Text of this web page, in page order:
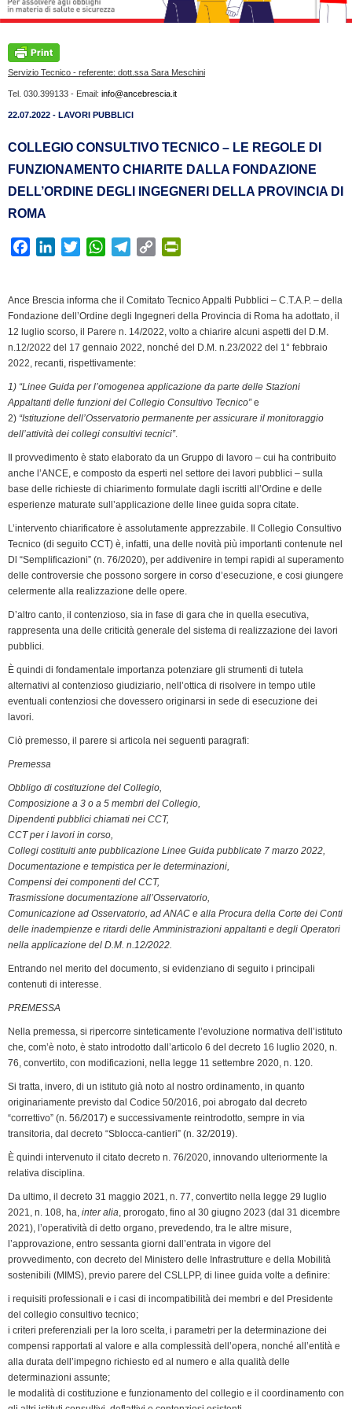
Servizio Tecnico - referente: dott.ssa Sara Meschini
Tel. 030.399133 - Email: info@ancebrescia.it
22.07.2022 - LAVORI PUBBLICI
COLLEGIO CONSULTIVO TECNICO – LE REGOLE DI
FUNZIONAMENTO CHIARITE DALLA FONDAZIONE
DELL’ORDINE DEGLI INGEGNERI DELLA PROVINCIA DI
ROMA
e
b
o
o
k
e
d
I
t
t
r
W
t
s
A
p
e
g
r
a
C
y
L
n
t
F
e
n
l
y
Ance Brescia informa che il Comitato Tecnico Appalti Pubblici – C.T.A.P. – della
Fondazione dell’Ordine degli Ingegneri della Provincia di Roma ha adottato, il
12 luglio scorso, il Parere n. 14/2022, volto a chiarire alcuni aspetti del D.M.
n.12/2022 del 17 gennaio 2022, nonché del D.M. n.23/2022 del 1° febbraio
2022, recanti, rispettivamente:
1) “Linee Guida per l’omogenea applicazione da parte delle Stazioni
Appaltanti delle funzioni del Collegio Consultivo Tecnico”e
2) “Istituzione dell’Osservatorio permanente per assicurare il monitoraggio
dell’attività dei collegi consultivi tecnici”.
Il provvedimento è stato elaborato da un Gruppo di lavoro – cui ha contribuito
anche l’ANCE, e composto da esperti nel settore dei lavori pubblici – sulla
base delle richieste di chiarimento formulate dagli iscritti all’Ordine e delle
esperienze maturate sull’applicazione delle linee guida sopra citate.
L’intervento chiarificatore è assolutamente apprezzabile. Il Collegio Consultivo
Tecnico (di seguito CCT) è, infatti, una delle novità più importanti contenute nel
Dl “Semplificazioni” (n. 76/2020), per addivenire in tempi rapidi al superamento
delle controversie che possono sorgere in corso d’esecuzione, e cosi giungere
celermente alla realizzazione delle opere.
D’altro canto, il contenzioso, sia in fase di gara che in quella esecutiva,
rappresenta una delle criticità generale del sistema di realizzazione dei lavori
pubblici.
È quindi di fondamentale importanza potenziare gli strumenti di tutela
alternativi al contenzioso giudiziario, nell’ottica di risolvere in tempo utile
eventuali contenziosi che dovessero originarsi in sede di esecuzione dei
lavori.
Ciò premesso, il parere si articola nei seguenti paragrafi:
Premessa
Obbligo di costituzione del Collegio,
Composizione a 3 o a 5 membri del Collegio,
Dipendenti pubblici chiamati nei CCT,
CCT per i lavori in corso,
Collegi costituiti ante pubblicazione Linee Guida pubblicate 7 marzo 2022,
Documentazione e tempistica per le determinazioni,
Compensi dei componenti del CCT,
Trasmissione documentazione all’Osservatorio,
Comunicazione ad Osservatorio, ad ANAC e alla Procura della Corte dei Conti
delle inadempienze e ritardi delle Amministrazioni appaltanti e degli Operatori
nella applicazione del D.M. n.12/2022.
Entrando nel merito del documento, si evidenziano di seguito i principali
contenuti di interesse.
PREMESSA
Nella premessa, si ripercorre sinteticamente l’evoluzione normativa dell’istituto
che, com’è noto, è stato introdotto dall’articolo 6 del decreto 16 luglio 2020, n.
76, convertito, con modificazioni, nella legge 11 settembre 2020, n. 120.
Si tratta, invero, di un istituto già noto al nostro ordinamento, in quanto
originariamente previsto dal Codice 50/2016, poi abrogato dal decreto
“correttivo” (n. 56/2017) e successivamente reintrodotto, sempre in via
transitoria, dal decreto “Sblocca-cantieri” (n. 32/2019).
È quindi intervenuto il citato decreto n. 76/2020, innovando ulteriormente la
relativa disciplina.
Da ultimo, il decreto 31 maggio 2021, n. 77, convertito nella legge 29 luglio
2021, n. 108, ha, inter alia, prorogato, fino al 30 giugno 2023 (dal 31 dicembre
2021), l’operatività di detto organo, prevedendo, tra le altre misure,
l’approvazione, entro sessanta giorni dall’entrata in vigore del
provvedimento, con decreto del Ministero delle Infrastrutture e della Mobilità
sostenibili (MIMS), previo parere del CSLLPP, di linee guida volte a definire:
i requisiti professionali e i casi di incompatibilità dei membri e del Presidente
del collegio consultivo tecnico;
i criteri preferenziali per la loro scelta, i parametri per la determinazione dei
compensi rapportati al valore e alla complessità dell’opera, nonché all’entità e
alla durata dell’impegno richiesto ed al numero e alla qualità delle
determinazioni assunte;
le modalità di costituzione e funzionamento del collegio e il coordinamento con